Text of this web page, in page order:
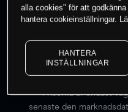
Priserna är endast
senaste den
alla cookies" för att
hantera cookieinställningar.
HANTERA
INSTÄLLNINGAR